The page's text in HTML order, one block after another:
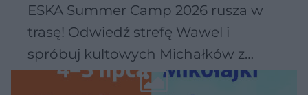
ESKA Summer Camp 2026 rusza w
trasę! Odwiedź strefę Wawel i
spróbuj kultowych Michałków z
Wawelu